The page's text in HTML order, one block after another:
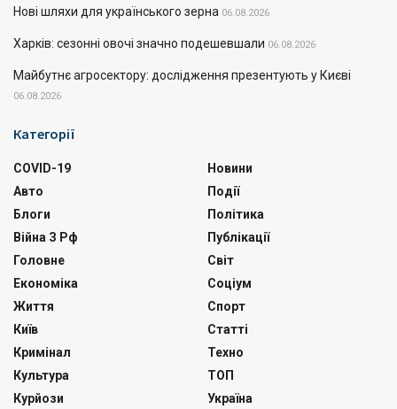
Нові шляхи для українського зерна 06.08.2026
Харків: сезонні овочі значно подешевшали 06.08.2026
Майбутнє агросектору: дослідження презентують у Києві
06.08.2026
Категорії
COVID-19
Авто
Блоги
Війна З Рф
Головне
Економіка
Життя
Київ
Кримінал
Культура
Курйози
Новини
Події
Політика
Публікації
Світ
Соціум
Спорт
Статті
Техно
ТОП
Україна